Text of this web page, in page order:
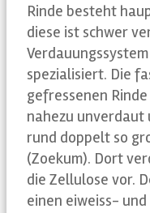
Rinde besteht
diese ist schwer
spezialisiert. Die
gefressenen
nahezu unverdaut
rund doppelt so
(Zoekum). Dort
die Zellulose vor.
einen eiweiss-